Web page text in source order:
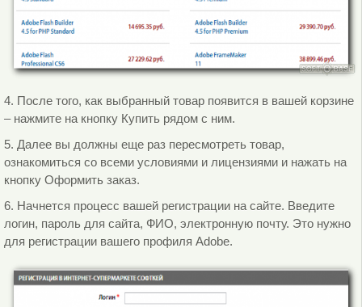
4. После того, как выбранный товар появится в вашей корзине
– нажмите на кнопку Купить рядом с ним.
5. Далее вы должны еще раз пересмотреть товар,
ознакомиться со всеми условиями и лицензиями и нажать на
кнопку Оформить заказ.
6. Начнется процесс вашей регистрации на сайте. Введите
логин, пароль для сайта, ФИО, электронную почту. Это нужно
для регистрации вашего профиля Adobe.